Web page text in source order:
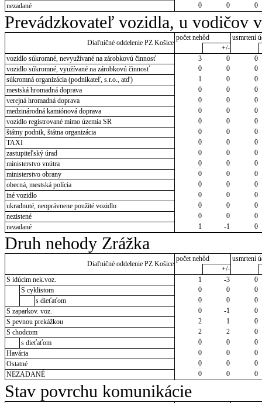
nezadané
0 0 0
Prevádzkovateľ vozidla, u vodičov
Diaľničné oddelenie PZ Košice
počet nehôd
usmrtení
+/-
vozidlo súkromné, nevyužívané na zárobkovú činnosť
3 0
0
vozidlo súkromné, využívané na zárobkovú činnosť
0 0
0
súkromná organizácia (podnikateľ, s.r.o., atď)
1 0
0
mestská hromadná doprava
0 0
0
verejná hromadná doprava
0 0
0
medzinárodná kamiónová doprava
0 0
0
vozidlo registrované mimo územia SR
0 0
0
štátny podnik, štátna organizácia
0 0
0
TAXI
0 0
0
zastupiteľský úrad
0 0
0
ministerstvo vnútra
0 0
0
ministerstvo obrany
0 0
0
obecná, mestská polícia
0 0
0
iné vozidlo
0 0
0
ukradnuté, neoprávnene použité vozidlo
0 0
0
nezistené
0 0
0
nezadané
1 -1 0
Druh nehody Zrážka
Diaľničné oddelenie PZ Košice
počet nehôd
usmrtení
+/-
S idúcim nek.voz.
1 -3
0
S cyklistom
0 0
0
s dieťaťom
0 0
0
S zaparkov. voz.
0 -1
0
S pevnou prekážkou
2 1
0
S chodcom
2 2
0
s dieťaťom
0 0
0
Havária
0 0
0
Ostatné
0 0
0
NEZADANÉ
0 0 0
Stav povrchu komunikácie